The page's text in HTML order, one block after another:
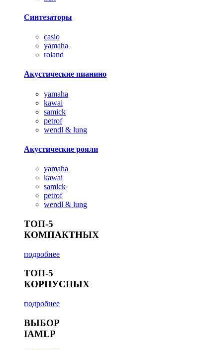
Синтезаторы
casio
yamaha
roland
Акустические пианино
yamaha
kawai
samick
petrof
wendl & lung
Акустические рояли
yamaha
kawai
samick
petrof
wendl & lung
ТОП-5
КОМПАКТНЫХ
подробнее
ТОП-5
КОРПУСНЫХ
подробнее
ВЫБОР
IAMLP